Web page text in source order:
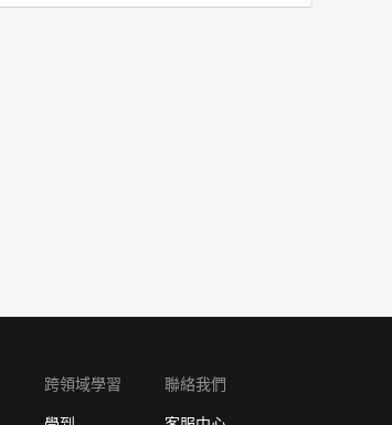
跨領域學習 聯絡我們